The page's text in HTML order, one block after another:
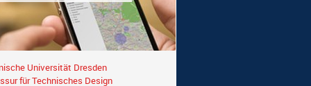
Universität Dresden
für Technisches Design